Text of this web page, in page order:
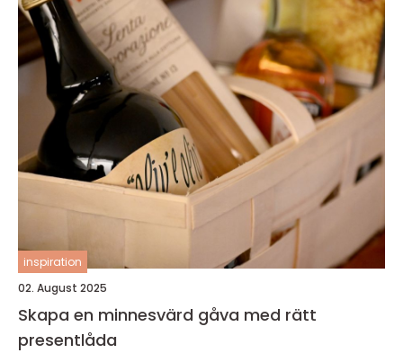
inspiration
02. August 2025
Skapa en minnesvärd gåva med rätt
presentlåda